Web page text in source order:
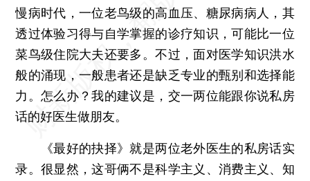
慢病时代，一位老鸟级的高血压、糖尿病病人，其
透过体验习得与自学掌握的诊疗知识，可能比一位
菜鸟级住院大夫还要多。不过，面对医学知识洪水
般的涌现，一般患者还是缺乏专业的甄别和选择能
力。怎么办？我的建议是，交一两位能跟你说私房
话的好医生做朋友。
《最好的抉择》就是两位老外医生的私房话实
录。很显然，这哥俩不是科学主义、消费主义、知